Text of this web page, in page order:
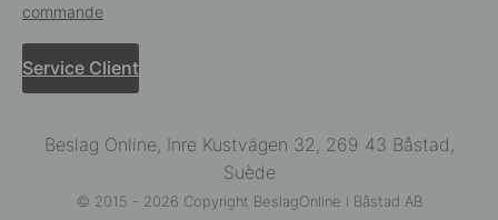
commande
Service Client
Beslag Online, Inre Kustvägen 32, 269 43 Båstad,
Suède
© 2015 - 2026 Copyright BeslagOnline i Båstad AB